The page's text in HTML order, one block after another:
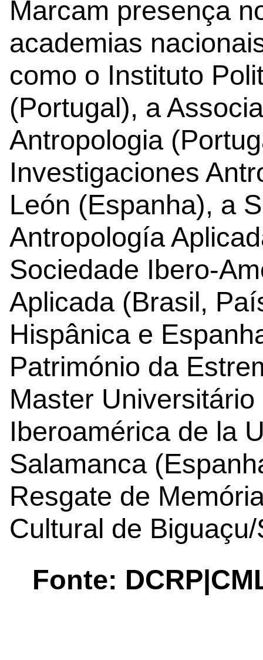
Marcam presença
academias
como o Instituto
(Portugal), a
Antropologia
Investigaciones
León (Espanha), a
Antropología
Sociedade Ibero-
Aplicada (Brasil,
Hispânica e
Património da
Master
Iberoamérica de la
Salamanca
Resgate de
Cultural de
Fonte: